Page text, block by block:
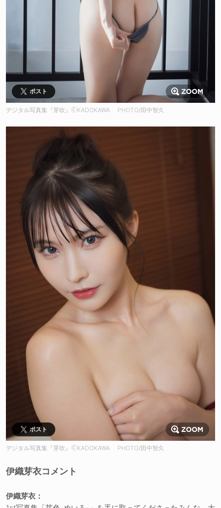
ポスト
デジタル写真集『芽吹』🄫KADOKAWA PHOTO/田中智久
ポスト
デジタル写真集『芽吹』🄫KADOKAWA PHOTO/田中智久
伊織芽衣コメント
伊織芽衣：